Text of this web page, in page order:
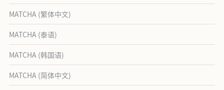
MATCHA (繁体中文)
MATCHA (泰语)
MATCHA (韩国语)
MATCHA (简体中文)